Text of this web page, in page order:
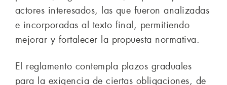
actores interesados, las que fueron analizadas
e incorporadas al texto final, permitiendo
mejorar y fortalecer la propuesta normativa.
El reglamento contempla plazos graduales
para la exigencia de ciertas obligaciones, de